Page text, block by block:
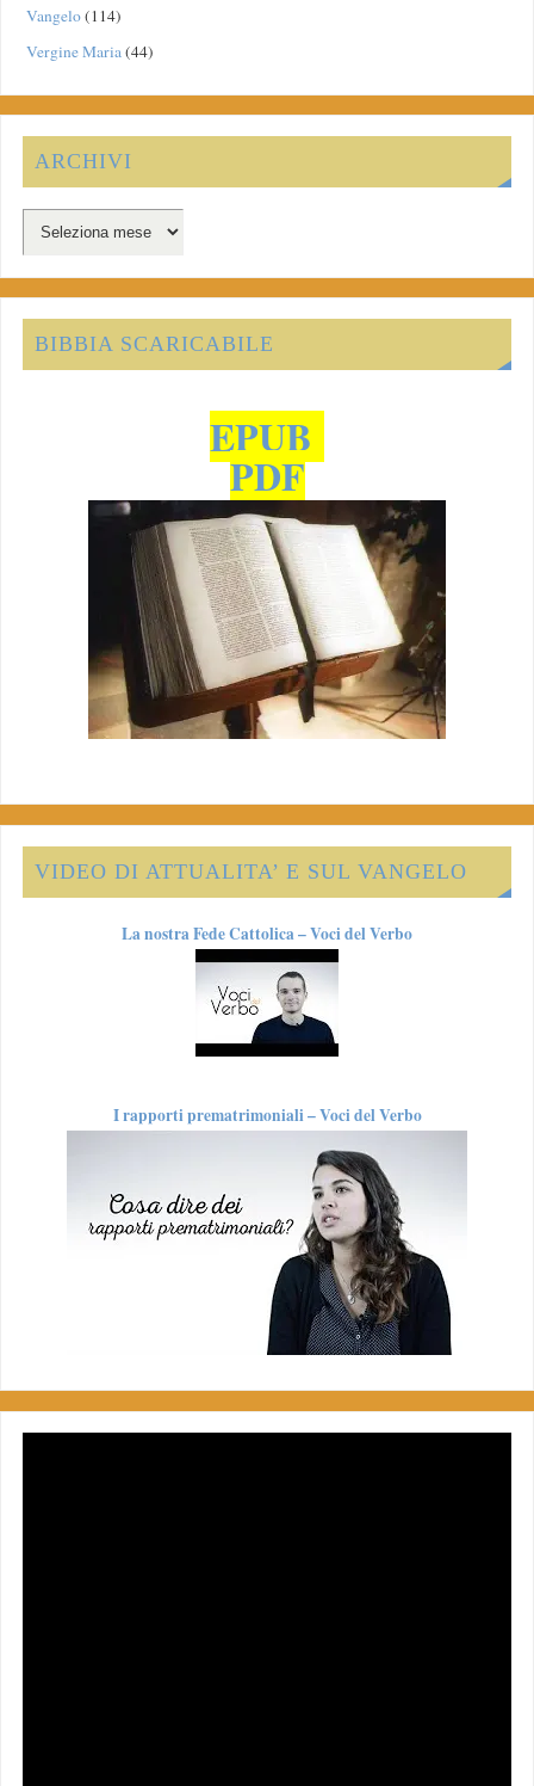
Vangelo(114)
Vergine Maria(44)
ARCHIVI
BIBBIA SCARICABILE
EPUB
PDF
VIDEO DI ATTUALITA’ E SUL VANGELO
La nostra Fede Cattolica – Voci del Verbo
I rapporti prematrimoniali – Voci del Verbo